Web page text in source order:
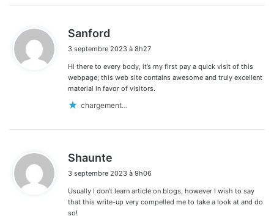
Sanford
t
:
3 septembre 2023 à 8h27
Hi there to every body, it’s my first pay a quick visit of this
webpage; this web site contains awesome and truly excellent
material in favor of visitors.
chargement…
Shaunte
t
:
3 septembre 2023 à 9h06
Usually I don’t learn article on blogs, however I wish to say
that this write-up very compelled me to take a look at and do
so!